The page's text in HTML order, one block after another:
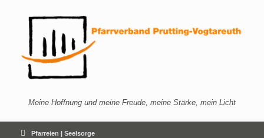
Meine Hoffnung und meine Freude, meine Stärke, mein Licht
Pfarreien | Seelsorge